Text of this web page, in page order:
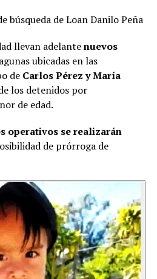
búsqueda de Loan Danilo Peña
llevan adelantenuevos
ubicadas en las
de Carlos Pérez y María
los detenidos por
de edad.
operativos se realizarán
de prórroga de